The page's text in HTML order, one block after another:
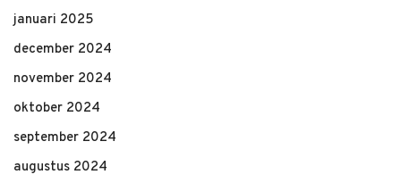
januari 2025
december 2024
november 2024
oktober 2024
september 2024
augustus 2024